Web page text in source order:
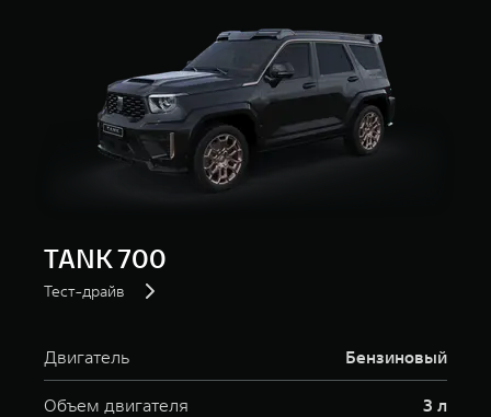
TANK 700
Тест-драйв
Двигатель Бензиновый
Объем двигателя 3 л